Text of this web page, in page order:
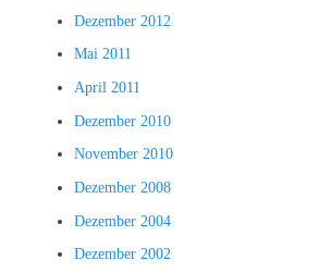
Dezember 2012
Mai 2011
April 2011
Dezember 2010
November 2010
Dezember 2008
Dezember 2004
Dezember 2002